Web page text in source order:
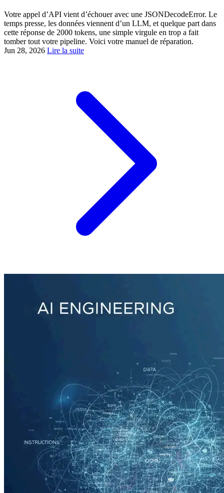
Votre appel d’API vient d’échouer avec une JSONDecodeError. Le
temps presse, les données viennent d’un LLM, et quelque part dans
cette réponse de 2000 tokens, une simple virgule en trop a fait
tomber tout votre pipeline. Voici votre manuel de réparation.
Jun 28, 2026 Lire la suite